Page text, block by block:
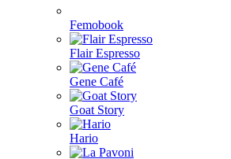
Femobook
Flair Espresso
Gene Café
Goat Story
Hario